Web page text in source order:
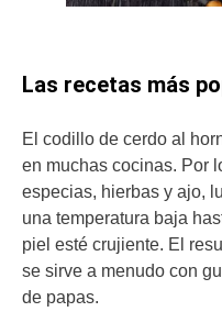
Las recetas más
El codillo de cerdo al
en muchas cocinas. Por
especias, hierbas y ajo,
una temperatura baja
piel esté crujiente. El
se sirve a menudo con
de papas.